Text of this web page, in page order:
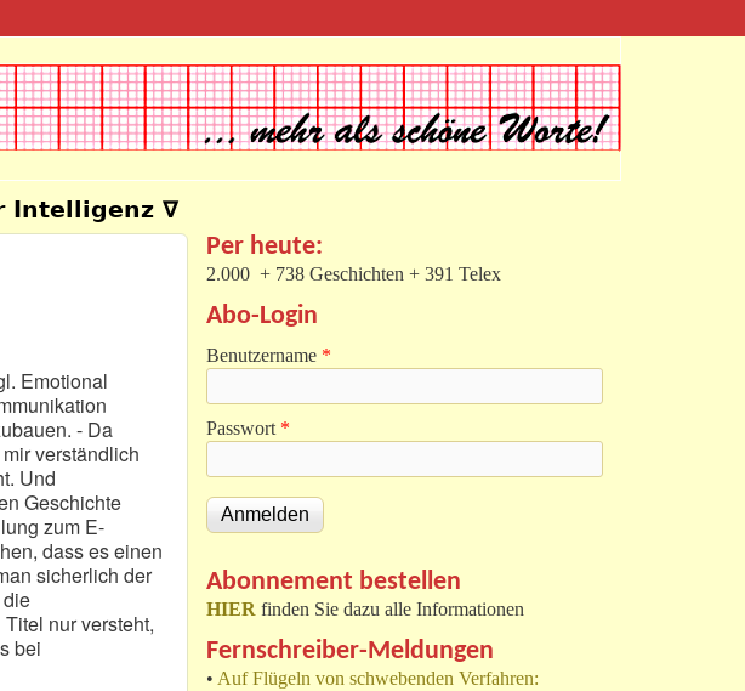
Intelligenz ∇
Emotional
- Da
verständlich
Und
Geschichte
zum E-
dass es einen
sicherlich der
nur versteht,
bei
Per heute:
2.000 + 738 Geschichten + 391 Telex
Abo-Login
Benutzername *
Passwort *
Abonnement bestellen
HIER finden Sie dazu alle Informationen
Fernschreiber-Meldungen
• Auf Flügeln von schwebenden Verfahren: